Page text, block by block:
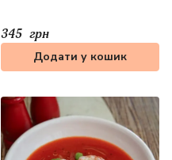
Додати у кошик
345 грн